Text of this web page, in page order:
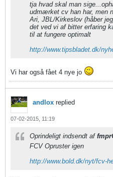
tja hvad skal man
udmærket cv han har, men
Ari, JBL/Kirkeslov (håber
det ved vi af bitter erfaring
til at fungere optimalt
http://www.tipsbladet.dk/
Vi har også fået 4 nye jo
andlox replied
07-02-2015, 11:19
Oprindeligt indsendt af
FCV Opruster igen
http://www.bold.dk/nyt/fcv-